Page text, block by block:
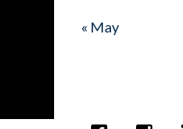
« May